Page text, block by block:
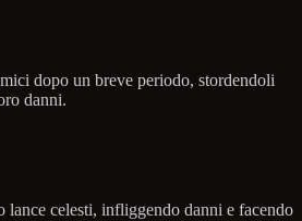
dopo un breve periodo, stordendoli
danni.
lance celesti, infliggendo danni e facendo